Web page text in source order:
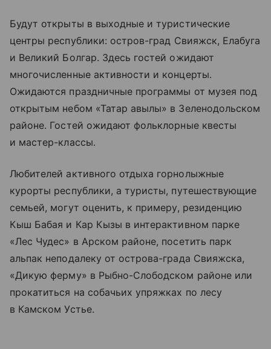
Будут открыты в выходные и туристические
центры республики: остров-град Свияжск, Елабуга
и Великий Болгар. Здесь гостей ожидают
многочисленные активности и концерты.
Ожидаются праздничные программы от музея под
открытым небом «Татар авылы» в Зеленодольском
районе. Гостей ожидают фольклорные квесты
и мастер-классы.
Любителей активного отдыха горнолыжные
курорты республики, а туристы, путешествующие
семьей, могут оценить, к примеру, резиденцию
Кыш Бабая и Кар Кызы в интерактивном парке
«Лес Чудес» в Арском районе, посетить парк
альпак неподалеку от острова-града Свияжска,
«Дикую ферму» в Рыбно-Слободском районе или
прокатиться на собачьих упряжках по лесу
в Камском Устье.